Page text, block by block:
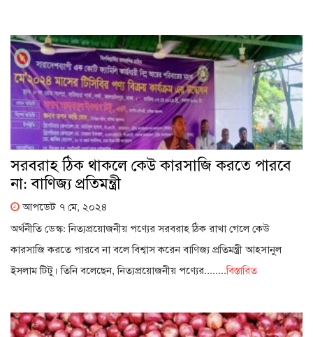
সরবরাহ ঠিক থাকলে কেউ কারসাজি করতে পারবে
না: বাণিজ্য প্রতিমন্ত্রী
আপডেট ৭ মে, ২০২৪
অর্থনীতি ডেস্ক: নিত্যপ্রয়োজনীয় পণ্যের সরবরাহ ঠিক রাখা গেলে কেউ
কারসাজি করতে পারবে না বলে বিশ্বাস করেন বাণিজ্য প্রতিমন্ত্রী আহসানুল
ইসলাম টিটু। তিনি বলেছেন, নিত্যপ্রয়োজনীয় পণ্যের........বিস্তারিত